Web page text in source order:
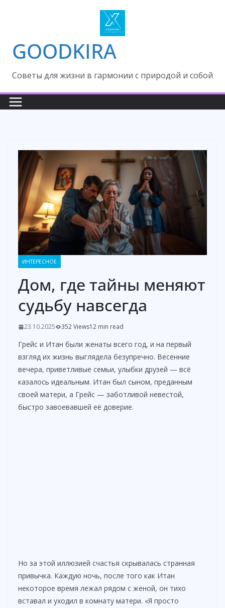
GOODKIRA
Cоветы для жизни в гармонии с природой и собой
ИНТЕРЕСНОЕ
Дом, где тайны меняют
судьбу навсегда
23.10.2025 352 Views12 min read
Грейс и Итан были женаты всего год, и на первый
взгляд их жизнь выглядела безупречно. Весенние
вечера, приветливые семьи, улыбки друзей — всё
казалось идеальным. Итан был сыном, преданным
своей матери, а Грейс — заботливой невестой,
быстро завоевавшей её доверие.
Но за этой иллюзией счастья скрывалась странная
привычка. Каждую ночь, после того как Итан
некоторое время лежал рядом с женой, он тихо
вставал и уходил в комнату матери. «Я просто